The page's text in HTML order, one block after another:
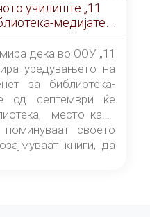
училиште „11
медијатека
дека во ООУ „11
уредувањето на
за библиотека-
од септември ќе
место каде
своето
книги, да